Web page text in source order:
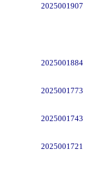
2025001907
2025001884
2025001773
2025001743
2025001721